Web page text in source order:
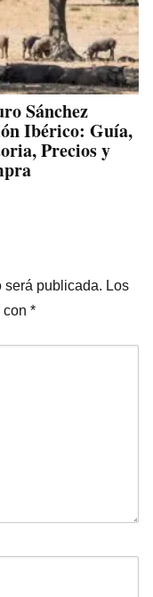
Sánchez
Ibérico: Guía,
Precios y
será publicada. Los
con *